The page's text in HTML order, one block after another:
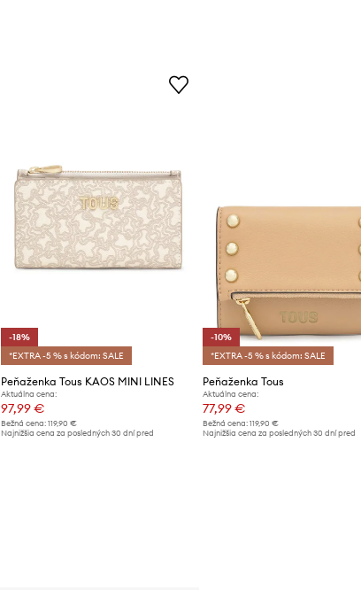
-18%
*EXTRA -5 % s kódom: SALE
Peňaženka Tous KAOS MINI LINES
Aktuálna cena:
97,99 €
Bežná cena: 119,90 €
Najnižšia cena za posledných 30 dní pred
-10%
*EXTRA -5 % s kódom: SALE
Peňaženka Tous
Aktuálna cena:
77,99 €
Bežná cena: 119,90 €
Najnižšia cena za posledných 30 dní pred